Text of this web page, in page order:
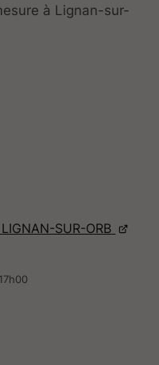
LIGNAN-SUR-ORB
à Lignan-sur-